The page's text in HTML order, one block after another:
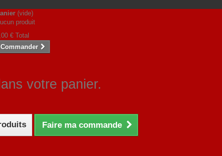
(vide)
produit
€ Total
Commander
votre panier.
Faire ma commande